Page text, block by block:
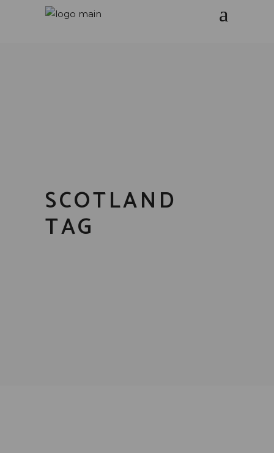
SCOTLAND
TAG